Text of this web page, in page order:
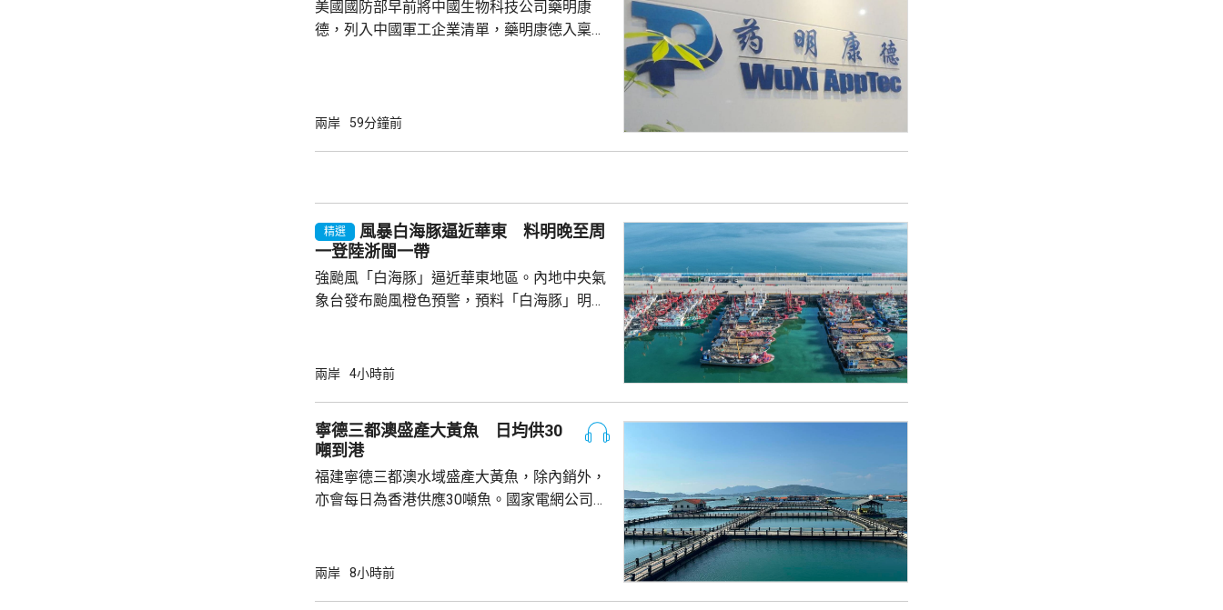
法權益受到侵害，應保持冷靜，依法理性維...
美國國防部早前將中國生物科技公司藥明康
德，列入中國軍工企業清單，藥明康德入稟法
決表示歡迎，認為此舉減輕公司被列入名單所
兩岸 59分鐘前
精選
風暴白海豚逼近華東 料明晚至周
一登陸浙閩一帶
強颱風「白海豚」逼近華東地區。內地中央氣
象台發布颱風橙色預警，預料「白海豚」明晚
級，陣風15至17級；浙江、上海、江蘇等地，
區仍有暴雨，部分地區累計雨量可達200至
400毫米，浙江東部局部更將超過600毫米。
上海市氣象台指，「白海豚...
兩岸 4小時前
寧德三都澳盛產大黃魚 日均供30
噸到港
福建寧德三都澳水域盛產大黃魚，除內銷外，
亦會每日為香港供應30噸魚。國家電網公司就
萬 要求研發大黃魚人工繁殖技術 福建位於中
兩岸 8小時前